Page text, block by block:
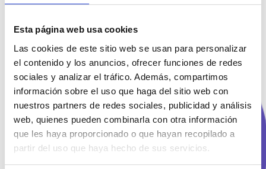
Esta página web usa cookies
Las cookies de este sitio web se usan para personalizar
el contenido y los anuncios, ofrecer funciones de redes
sociales y analizar el tráfico. Además, compartimos
información sobre el uso que haga del sitio web con
nuestros partners de redes sociales, publicidad y análisis
web, quienes pueden combinarla con otra información
que les haya proporcionado o que hayan recopilado a
partir del uso que haya hecho de sus servicios.